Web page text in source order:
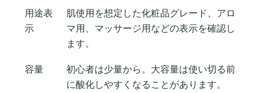
用途表
示
肌使用を想定した化粧品グレード、アロ
マ用、マッサージ用などの表示を確認し
ます。
容量
初心者は少量から。大容量は使い切る前
に酸化しやすくなることがあります。